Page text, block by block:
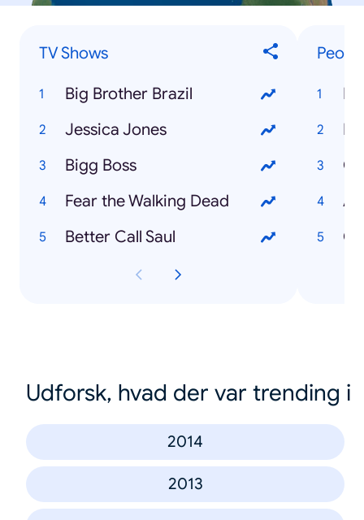
TV Shows
Big Brother Brazil
Jessica Jones
Bigg Boss
Fear the Walking Dead
Better Call Saul
Udforsk, hvad der var trending i
2014
2013